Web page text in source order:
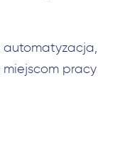
automatyzacja,
pracy